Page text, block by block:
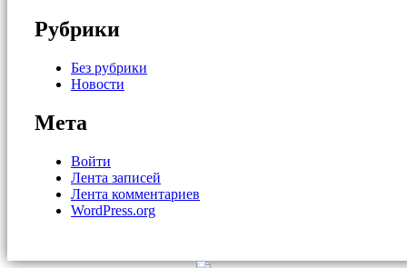
Рубрики
Без рубрики
Новости
Мета
Войти
Лента записей
Лента комментариев
WordPress.org